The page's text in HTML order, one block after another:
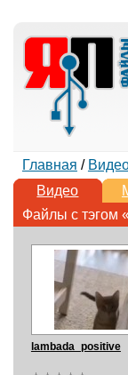
Главная /
Видео
Файлы с тэгом
lambada_positive